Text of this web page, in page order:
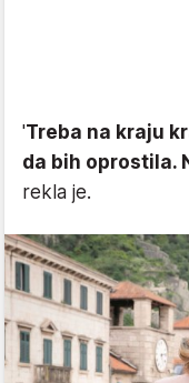
'Treba na kraju
da bih oprostila.
rekla je.